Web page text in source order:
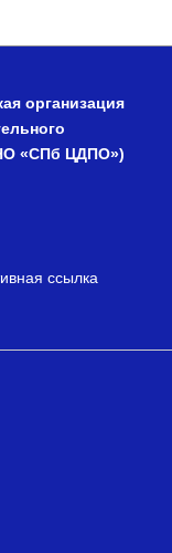
организация
«СПб ЦДПО»)
ссылка